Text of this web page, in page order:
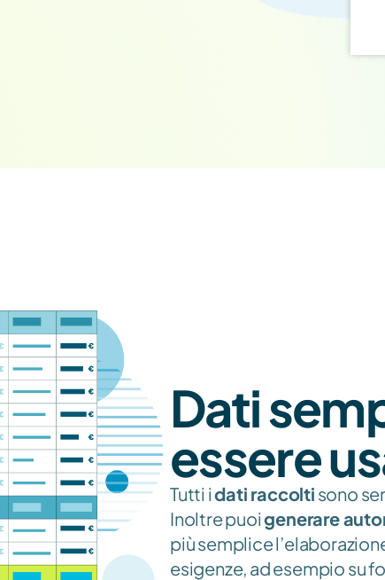
Dati
essere
Tutti i dati raccolti sono
Inoltre puoi generare
più semplice
esigenze, ad esempio su